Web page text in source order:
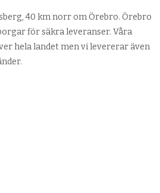
40 km norr om Örebro. Örebro
för säkra leveranser. Våra
hela landet men vi levererar även